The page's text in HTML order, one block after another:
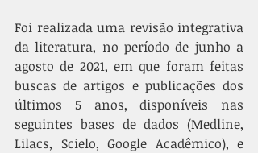
Foi realizada uma revisão integrativa
da literatura, no período de junho a
agosto de 2021, em que foram feitas
buscas de artigos e publicações dos
últimos 5 anos, disponíveis nas
seguintes bases de dados (Medline,
Lilacs, Scielo, Google Acadêmico), e